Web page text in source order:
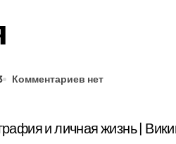
Комментариев нет